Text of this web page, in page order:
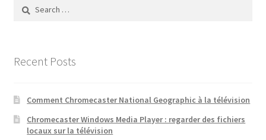
Recent Posts
Comment Chromecaster National Geographic à la télévision
Chromecaster Windows Media Player : regarder des fichiers
locaux sur la télévision